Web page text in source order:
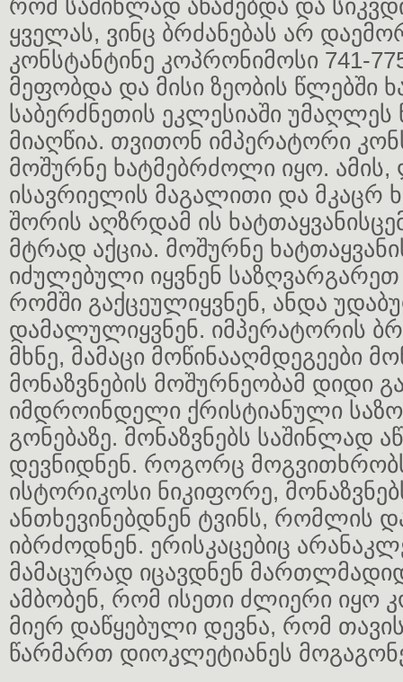
რომ საშინლად აწამებდა და
ყველას, ვინც ბრძანებას არ
კონსტანტინე კოპრონიმოსი 741-
მეფობდა და მისი ზეობის წლებში
საბერძნეთის ეკლესიაში
მიაღწია. თვითონ იმპერატორი
მოშურნე ხატმებრძოლი იყო.
ისავრიელის მაგალითი და მკაცრ
შორის აღზრდამ ის
მტრად აქცია. მოშურნე
იძულებული იყვნენ
რომში გაქცეულიყვნენ, ანდა
დამალულიყვნენ. იმპერატორის
მხნე, მამაცი მოწინააღმდეგეები
მონაზვნების მოშურნეობამ დიდი
იმდროინდელი ქრისტიანული
გონებაზე. მონაზვნებს საშინლად
დევნიდნენ. როგორც
ისტორიკოსი ნიკიფორე,
ანთხევინებდნენ ტვინს, რომლის
იბრძოდნენ. ერისკაცებიც
მამაცურად იცავდნენ
ამბობენ, რომ ისეთი ძლიერი იყო
მიერ დაწყებული დევნა, რომ
წარმართ დიოკლეტიანეს